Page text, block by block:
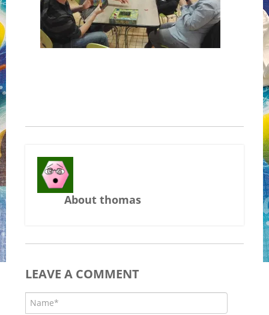
About thomas
LEAVE A COMMENT